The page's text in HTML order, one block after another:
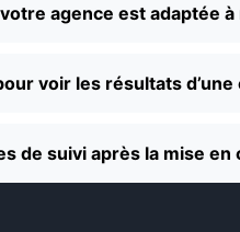
agence est adaptée
voir les résultats d’une
de suivi après la mise